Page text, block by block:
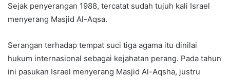
Sejak penyerangan 1988, tercatat sudah tujuh kali Israel
menyerang Masjid Al-Aqsa.
Serangan terhadap tempat suci tiga agama itu dinilai
hukum internasional sebagai kejahatan perang. Pada tahun
ini pasukan Israel menyerang Masjid Al-Aqsha, justru